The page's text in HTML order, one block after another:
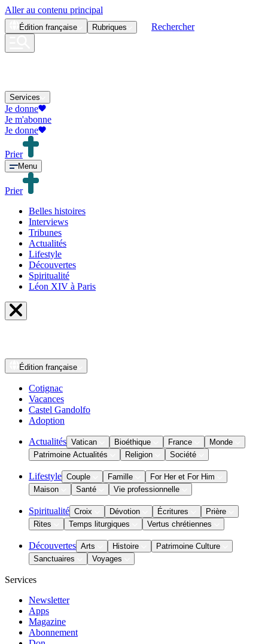
Aller au contenu principal
Édition française Rubriques Rechercher
Services
Je donne
Je m'abonne
Je donne
Prier
Menu
Prier
Belles histoires
Interviews
Tribunes
Actualités
Lifestyle
Découvertes
Spiritualité
Léon XIV à Paris
Édition française
Cotignac
Vacances
Castel Gandolfo
Adoption
Actualités Vatican Bioéthique France
Monde
Patrimoine Actualités
Religion Société
Lifestyle Couple Famille
For Her et For Him
Maison
Santé Vie professionnelle
Spiritualité Croix Dévotion Écritures
Prière
Rites
Temps liturgiques Vertus chrétiennes
Découvertes Arts Histoire
Patrimoine Culture
Sanctuaires
Voyages
Services
Newsletter
Apps
Magazine
Abonnement